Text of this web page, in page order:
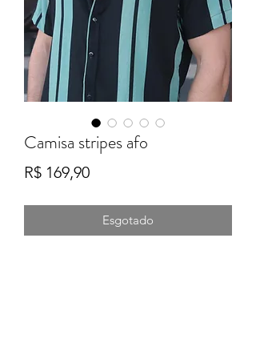
Camisa stripes afo
R$ 169,90Preço
Esgotado